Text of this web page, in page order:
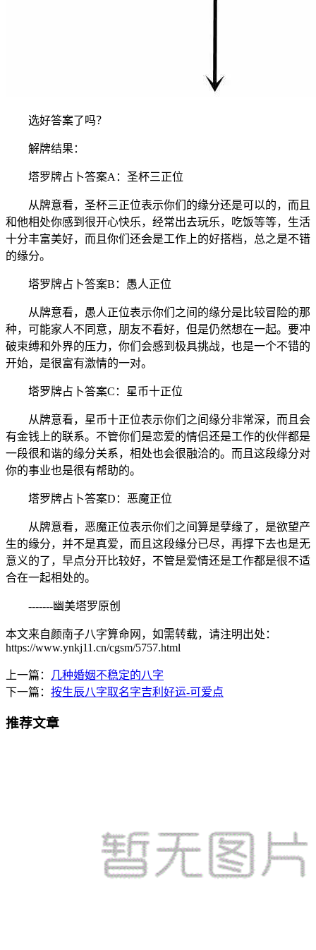
选好答案了吗？
解牌结果：
塔罗牌占卜答案A：圣杯三正位
从牌意看，圣杯三正位表示你们的缘分还是可以的，而且
和他相处你感到很开心快乐，经常出去玩乐，吃饭等等，生活
十分丰富美好，而且你们还会是工作上的好搭档，总之是不错
的缘分。
塔罗牌占卜答案B：愚人正位
从牌意看，愚人正位表示你们之间的缘分是比较冒险的那
种，可能家人不同意，朋友不看好，但是仍然想在一起。要冲
破束缚和外界的压力，你们会感到极具挑战，也是一个不错的
开始，是很富有激情的一对。
塔罗牌占卜答案C：星币十正位
从牌意看，星币十正位表示你们之间缘分非常深，而且会
有金钱上的联系。不管你们是恋爱的情侣还是工作的伙伴都是
一段很和谐的缘分关系，相处也会很融洽的。而且这段缘分对
你的事业也是很有帮助的。
塔罗牌占卜答案D：恶魔正位
从牌意看，恶魔正位表示你们之间算是孽缘了，是欲望产
生的缘分，并不是真爱，而且这段缘分已尽，再撑下去也是无
意义的了，早点分开比较好，不管是爱情还是工作都是很不适
合在一起相处的。
-------幽美塔罗原创
本文来自颜南子八字算命网，如需转载，请注明出处：
https://www.ynkj11.cn/cgsm/5757.html
上一篇：
几种婚姻不稳定的八字
下一篇： 按生辰八字取名字吉利好运-可爱点
推荐文章